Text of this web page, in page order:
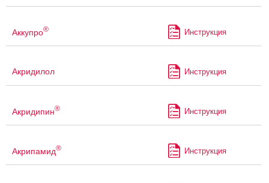
Аккупро® Инструкция
Акридилол Инструкция
Акридипин® Инструкция
Акрипамид® Инструкция